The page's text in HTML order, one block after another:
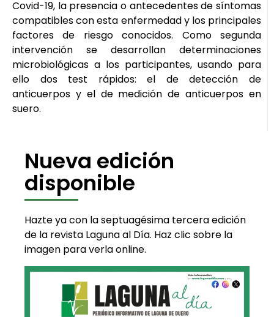
Covid-19, la presencia o antecedentes de síntomas
compatibles con esta enfermedad y los principales
factores de riesgo conocidos. Como segunda
intervención se desarrollan determinaciones
microbiológicas a los participantes, usando para
ello dos test rápidos: el de detección de
anticuerpos y el de medición de anticuerpos en
suero.
Nueva edición
disponible
Hazte ya con la septuagésima tercera edición
de la revista Laguna al Día. Haz clic sobre la
imagen para verla online.